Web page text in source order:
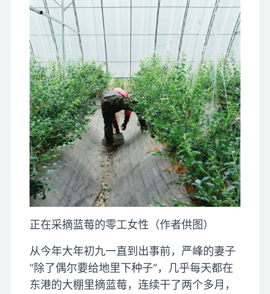
正在采摘蓝莓的零工女性（作者供图）
从今年大年初九一直到出事前，严峰的妻子
“除了偶尔要给地里下种子”，几乎每天都在
东港的大棚里摘蓝莓，连续干了两个多月，